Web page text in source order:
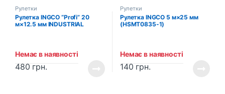
Рулетки
Рулетка INGCO “Profi” 20
м×12.5 мм INDUSTRIAL
Немає в наявності
480 грн.
Рулетки
Рулетка INGCO 5 м×25 мм
(HSMT0835-1)
Немає в наявності
140 грн.